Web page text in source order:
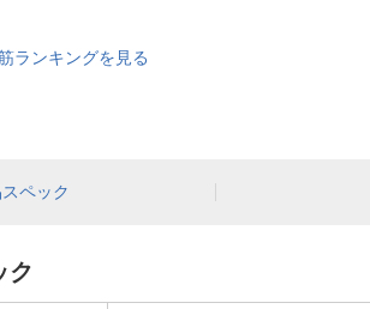
ランキングを見る
ペック
ク